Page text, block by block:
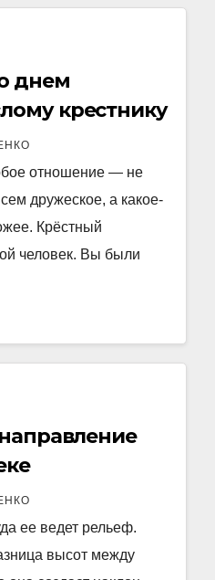
днем
крестнику
отношение — не
дружеское, а какое-
Крёстный
человек. Вы были
ее ведет рельеф.
высот между